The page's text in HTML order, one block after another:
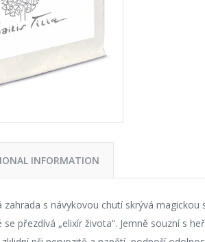
INFORMATION
s návykovou chutí skrývá
přezdívá „elixír života“. Jemně souzní s